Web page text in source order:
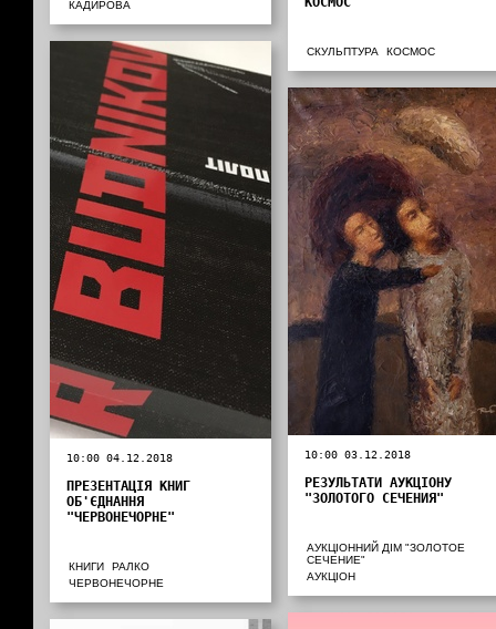
КАДИРОВА
СКУЛЬПТУРА КОСМОС
10:00 04.12.2018
ПРЕЗЕНТАЦІЯ КНИГ
ОБ'ЄДНАННЯ
"ЧЕРВОНЕЧОРНЕ"
КНИГИ
РАЛКО
ЧЕРВОНЕЧОРНЕ
10:00 03.12.2018
РЕЗУЛЬТАТИ АУКЦІОНУ
"ЗОЛОТОГО СЕЧЕНИЯ"
АУКЦІОННИЙ ДІМ "ЗОЛОТОЕ
СЕЧЕНИЕ"
АУКЦІОН